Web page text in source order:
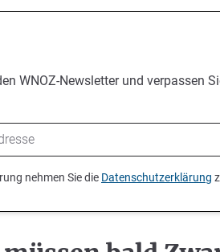
WNOZ-Newsletter und verpassen
nehmen Sie die Datenschutzerklärung